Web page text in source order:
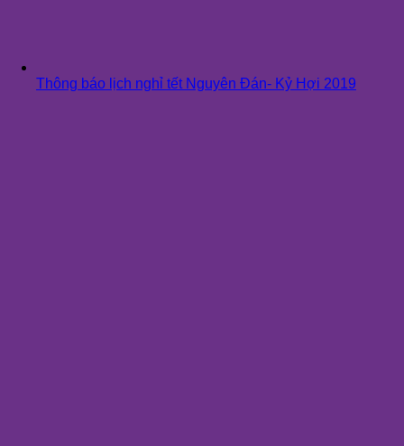
Thông báo lịch nghỉ tết Nguyên Đán- Kỷ Hợi 2019